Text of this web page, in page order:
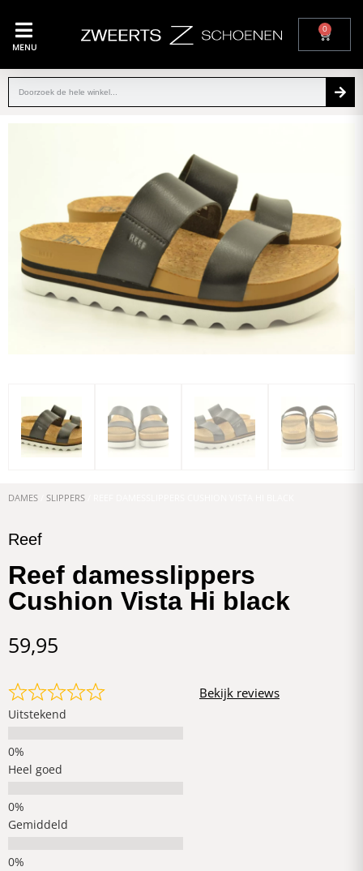
MENU
0
DAMES SLIPPERS
Reef
Reef damesslippers
Cushion Vista Hi black
59,95
Uitstekend
Heel goed
Gemiddeld
Bekijk reviews